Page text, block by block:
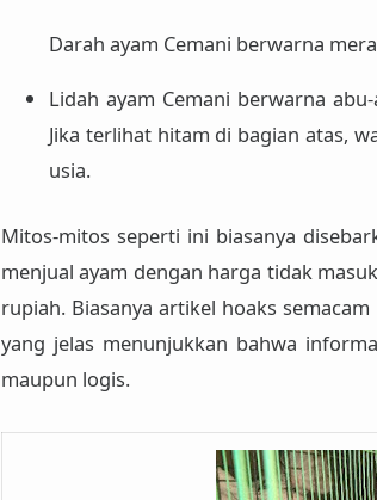
Darah ayam Cemani berwarna
Lidah ayam Cemani berwarna
Jika terlihat hitam di bagian atas,
usia.
Mitos-mitos seperti ini biasanya
menjual ayam dengan harga tidak
rupiah. Biasanya artikel hoaks
yang jelas menunjukkan bahwa
maupun logis.